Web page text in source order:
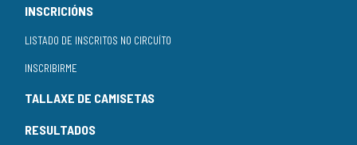
INSCRICIÓNS
LISTADO DE INSCRITOS NO CIRCUÍTO
INSCRIBIRME
TALLAXE DE CAMISETAS
RESULTADOS